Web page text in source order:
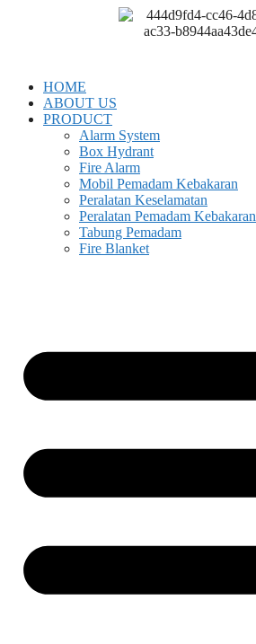
HOME
ABOUT US
PRODUCT
Alarm System
Box Hydrant
Fire Alarm
Mobil Pemadam Kebakaran
Peralatan Keselamatan
Peralatan Pemadam Kebakaran
Tabung Pemadam
Fire Blanket